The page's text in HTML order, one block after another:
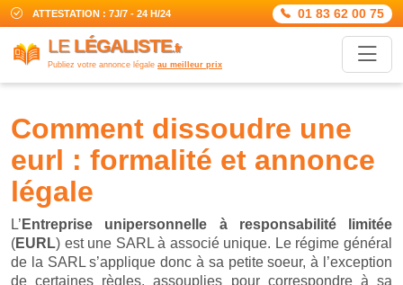
ATTESTATION : 7J/7 - 24 H/24 01 83 62 00 75
LE LÉGALISTE.fr
Publiez votre annonce légale au meilleur prix
comment dissoudre une
eurl : formalité et annonce
légale
L’ Entreprise unipersonnelle à responsabilité limitée
(EURL) est une SARL à associé unique. Le régime général
de la SARL s’applique donc à sa petite soeur, à l’exception
de certaines règles, assouplies pour correspondre à sa